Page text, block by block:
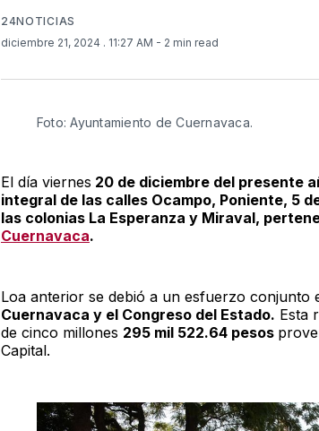
24NOTICIAS
diciembre 21, 2024 . 11:27 AM - 2 min read
Foto: Ayuntamiento de Cuernavaca.
El día viernes 20 de diciembre del presente
integral de las calles Ocampo, Poniente, 5
las colonias La Esperanza y Miraval,
Cuernavaca.
Loa anterior se debió a un esfuerzo conjunto
Cuernavaca y el Congreso del Estado. Esta
de cinco millones 295 mil 522.64 pesos
Capital.